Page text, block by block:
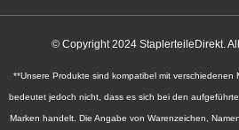
© Copyright 2024 StaplerteileDirekt.
**Unsere Produkte sind kompatibel mit verschiedenen
bedeutet jedoch nicht, dass es sich bei den
Marken handelt. Die Angabe von Warenzeichen,